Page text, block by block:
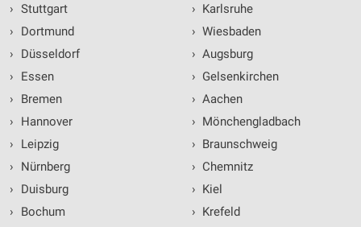
› Stuttgart
›
Dortmund
›
Düsseldorf
›
Essen
›
Bremen
›
Hannover
›
Leipzig
›
Nürnberg
›
Duisburg
›
Bochum
› Karlsruhe
› Wiesbaden
› Augsburg
› Gelsenkirchen
› Aachen
› Mönchengladbach
› Braunschweig
› Chemnitz
› Kiel
› Krefeld